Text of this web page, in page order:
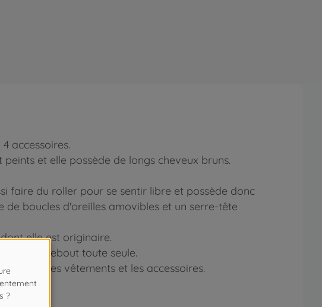
accessoires.
et elle possède de longs cheveux bruns.
faire du roller pour se sentir libre et possède donc
boucles d'oreilles amovibles et un serre-tête
elle est originaire.
et debout toute seule.
varier les vêtements et les accessoires.